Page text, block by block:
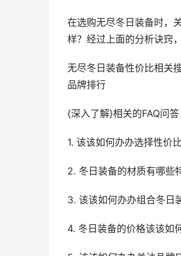
在选购无尽冬日装备时，
样？经过上面的分析诀窍
无尽冬日装备性价比相关
品牌排行
{深入了解}相关的FAQ问答
1. 该该如何办办选择性价
2. 冬日装备的材质有哪些
3. 该该如何办办组合冬日
4. 冬日装备的价格该该如